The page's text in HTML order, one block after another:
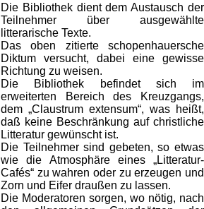
Die Bibliothek dient dem Austausch der
Teilnehmer über ausgewählte
litterarische Texte.
Das oben zitierte schopenhauersche
Diktum versucht, dabei eine gewisse
Richtung zu weisen.
Die Bibliothek befindet sich im
erweiterten Bereich des Kreuzgangs,
dem „Claustrum extensum“, was heißt,
daß keine Beschränkung auf christliche
Litteratur gewünscht ist.
Die Teilnehmer sind gebeten, so etwas
wie die Atmosphäre eines „Litteratur-
Cafés“ zu wahren oder zu erzeugen und
Zorn und Eifer draußen zu lassen.
Die Moderatoren sorgen, wo nötig, nach